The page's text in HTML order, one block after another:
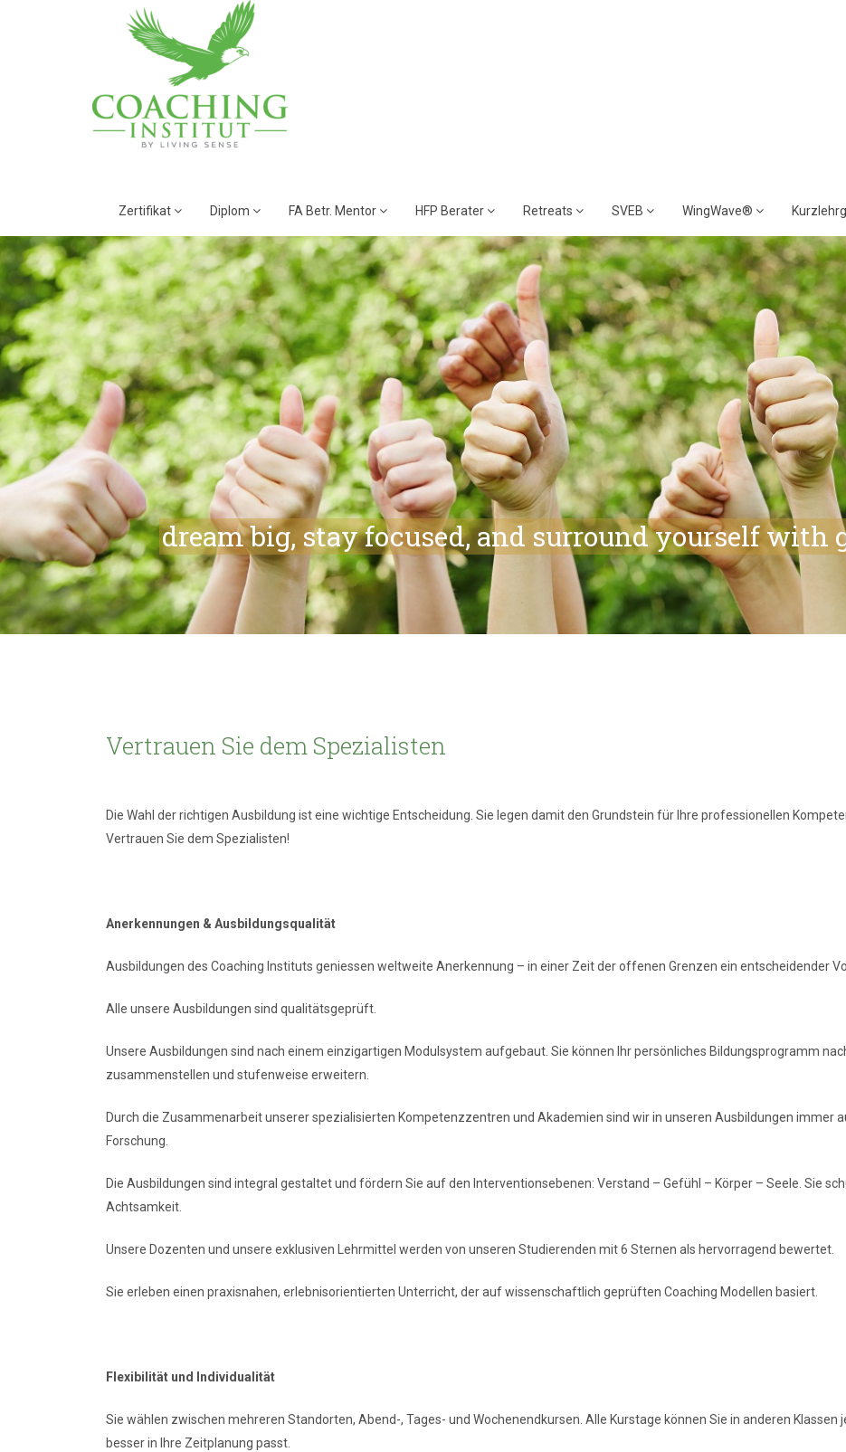
Zertifikat Diplom FA Betr. Mentor HFP Berater Retreats SVEB WingWave®
dream big, stay focused, and surround yourself with
Vertrauen Sie dem Spezialisten
Die Wahl der richtigen Ausbildung ist eine wichtige Entscheidung. Sie legen damit den Grundstein für Ihre professionellen
Vertrauen Sie dem Spezialisten!
Anerkennungen & Ausbildungsqualität
Ausbildungen des Coaching Instituts geniessen weltweite Anerkennung – in einer Zeit der offenen Grenzen ein entscheidender
Alle unsere Ausbildungen sind qualitätsgeprüft.
Unsere Ausbildungen sind nach einem einzigartigen Modulsystem aufgebaut. Sie können Ihr persönliches Bildungsprogramm
zusammenstellen und stufenweise erweitern.
Durch die Zusammenarbeit unserer spezialisierten Kompetenzzentren und Akademien sind wir in unseren Ausbildungen immer
Forschung.
Die Ausbildungen sind integral gestaltet und fördern Sie auf den Interventionsebenen: Verstand – Gefühl – Körper – Seele. Sie
Achtsamkeit.
Unsere Dozenten und unsere exklusiven Lehrmittel werden von unseren Studierenden mit 6 Sternen als hervorragend bewertet.
Sie erleben einen praxisnahen, erlebnisorientierten Unterricht, der auf wissenschaftlich geprüften Coaching Modellen basiert.
Flexibilität und Individualität
Sie wählen zwischen mehreren Standorten, Abend-, Tages- und Wochenendkursen. Alle Kurstage können Sie in anderen Klassen
besser in Ihre Zeitplanung passt.